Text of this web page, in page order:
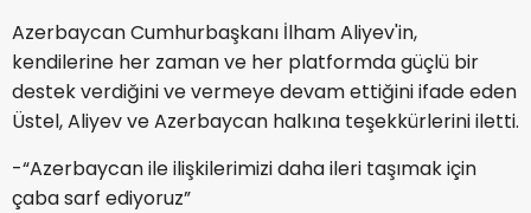
Azerbaycan Cumhurbaşkanı İlham Aliyev'in,
kendilerine her zaman ve her platformda güçlü bir
destek verdiğini ve vermeye devam ettiğini ifade eden
Üstel, Aliyev ve Azerbaycan halkına teşekkürlerini iletti.
-“Azerbaycan ile ilişkilerimizi daha ileri taşımak için
çaba sarf ediyoruz”